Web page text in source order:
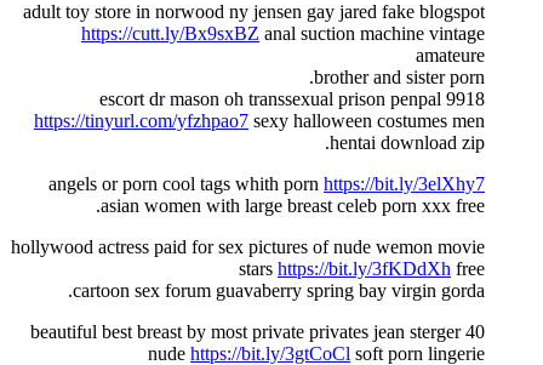
adult toy store in norwood ny jensen gay jared fake blogspot
https://cutt.ly/Bx9sxBZ anal suction machine vintage
amateure
brother and sister porn.
9918 escort dr mason oh transsexual prison penpal
https://tinyurl.com/yfzhpao7 sexy halloween costumes men
hentai download zip.
angels or porn cool tags whith porn https://bit.ly/3elXhy7
asian women with large breast celeb porn xxx free.
hollywood actress paid for sex pictures of nude wemon movie
stars https://bit.ly/3fKDdXh free
cartoon sex forum guavaberry spring bay virgin gorda.
40 beautiful best breast by most private privates jean sterger
nude https://bit.ly/3gtCoCl soft porn lingerie